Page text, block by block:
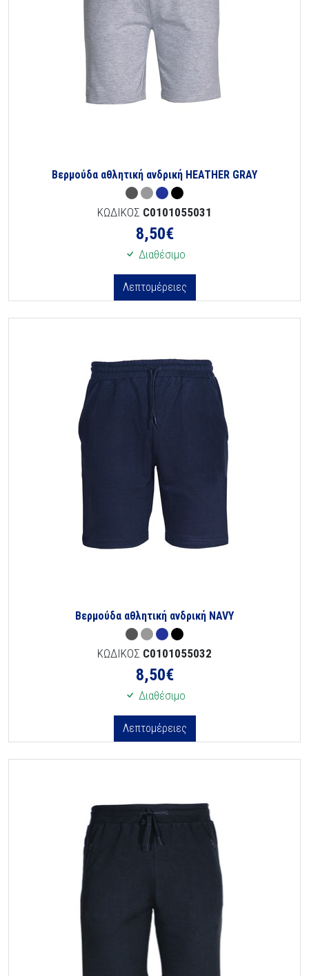
Βερμούδα αθλητική ανδρική HEATHER GRAY
ΚΩΔΙΚΟΣ C0101055031
8,50€
Διαθέσιμο
Λεπτομέρειες
Βερμούδα αθλητική ανδρική NAVY
ΚΩΔΙΚΟΣ C0101055032
8,50€
Διαθέσιμο
Λεπτομέρειες